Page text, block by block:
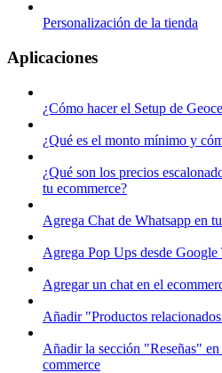
Personalización de la tienda
Aplicaciones
¿Cómo hacer el Setup de
¿Qué es el monto mínimo y
¿Qué son los precios
tu ecommerce?
Agrega Chat de Whatsapp en
Agrega Pop Ups desde Google
Agregar un chat en el
Añadir "Productos
Añadir la sección "Reseñas"
commerce